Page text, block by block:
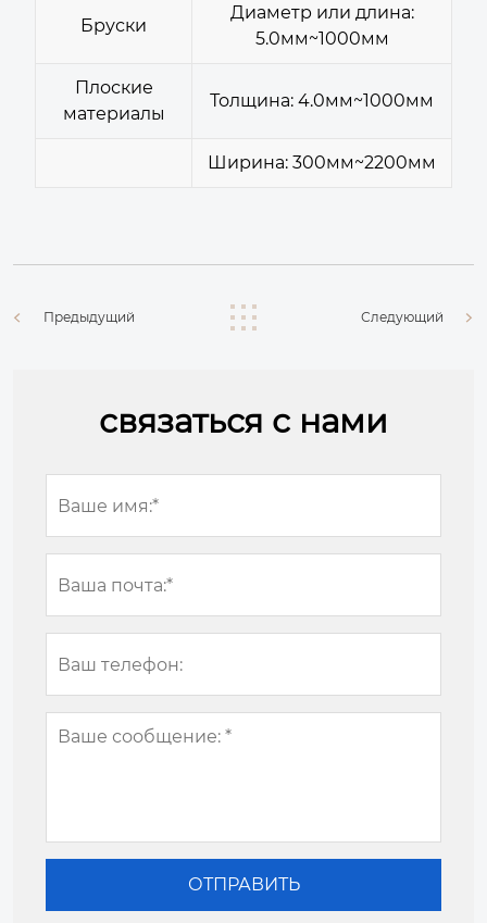
Бруски
Диаметр или длина:
5.0мм~1000мм
Плоские
материалы
Толщина: 4.0мм~1000мм
Ширина: 300мм~2200мм
Предыдущий Следующий
связаться с нами